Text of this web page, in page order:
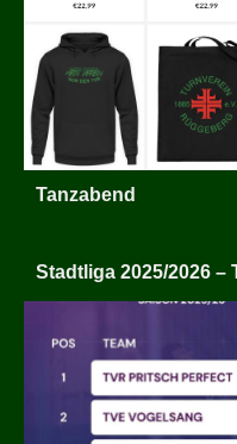
Tanzabend
Stadtliga 2025/2026 –